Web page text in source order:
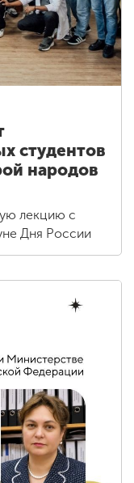
студентов
народов
лекцию с
Дня России